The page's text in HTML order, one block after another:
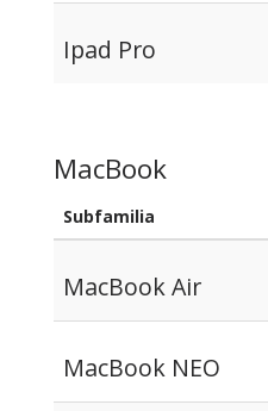
Ipad Pro
MacBook
Subfamilia
MacBook Air
MacBook NEO